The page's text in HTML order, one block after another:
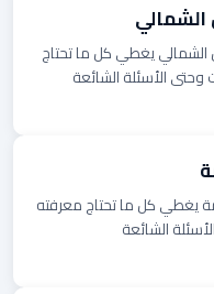
الشمالي
الشمالي يغطي كل ما تحتاج
الأسئلة الشائعة
يغطي كل ما تحتاج معرفته
الشائعة